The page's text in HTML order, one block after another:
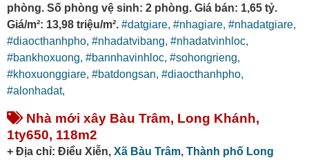
phòng. Số phòng vệ sinh: 2 phòng. Giá bán: 1,65 tỷ.
Giá/m²: 13,98 triệu/m². #datgiare, #nhagiare, #nhadatgiare,
#diaocthanhpho, #nhadatvibang, #nhadatvinhloc,
#bankhoxuong, #bannhavinhloc, #sohongrieng,
#khoxuonggiare, #batdongsan, #diaocthanhpho,
#alonhadat,
Nhà mới xây Bàu Trâm, Long Khánh,
1ty650, 118m2
+ Địa chỉ: Điểu Xiễn, Xã Bàu Trâm, Thành phố Long